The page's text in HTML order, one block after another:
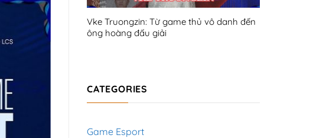
Vke Truongzin: Từ game thủ vô danh đến
ông hoàng đấu giải
CATEGORIES
Game Esport